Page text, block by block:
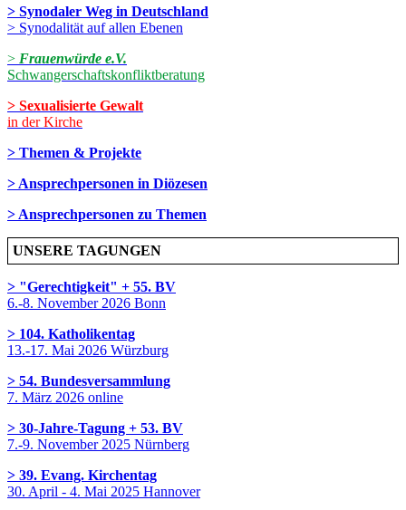
> Synodaler Weg in Deutschland
> Synodalität auf allen Ebenen
> Frauenwürde e.V.
Schwangerschaftskonfliktberatung
> Sexualisierte Gewalt
in der Kirche
> Themen & Projekte
> Ansprechpersonen in Diözesen
> Ansprechpersonen zu Themen
UNSERE TAGUNGEN
> "Gerechtigkeit" + 55. BV
6.-8. November 2026 Bonn
> 104. Katholikentag
13.-17. Mai 2026 Würzburg
> 54. Bundesversammlung
7. März 2026 online
> 30-Jahre-Tagung + 53. BV
7.-9. November 2025 Nürnberg
> 39. Evang. Kirchentag
30. April - 4. Mai 2025 Hannover